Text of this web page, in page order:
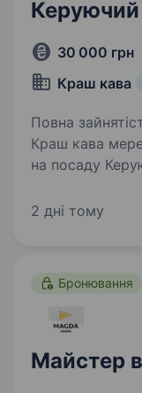
30 000 грн
Краш кава
Повна
Краш кава мережа
на посаду
2 дні тому
Бронювання
Майстер